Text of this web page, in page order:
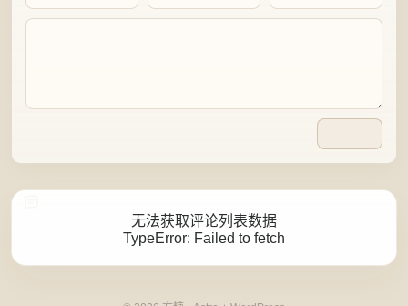
无法获取评论列表数据
TypeError: Failed to fetch